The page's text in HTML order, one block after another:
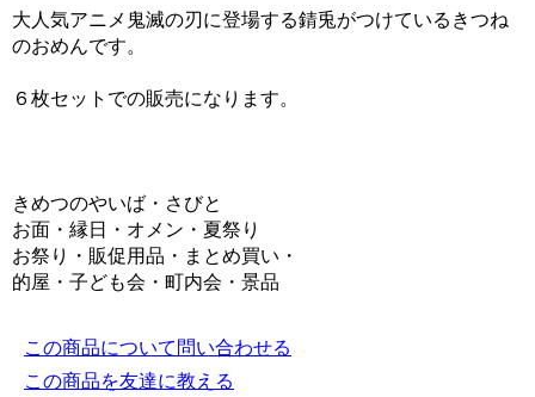
大人気アニメ鬼滅の刃に登場する錆兎がつけているきつね
のおめんです。
６枚セットでの販売になります。
きめつのやいば・さびと
お面・縁日・オメン・夏祭り
お祭り・販促用品・まとめ買い・
的屋・子ども会・町内会・景品
この商品について問い合わせる
この商品を友達に教える